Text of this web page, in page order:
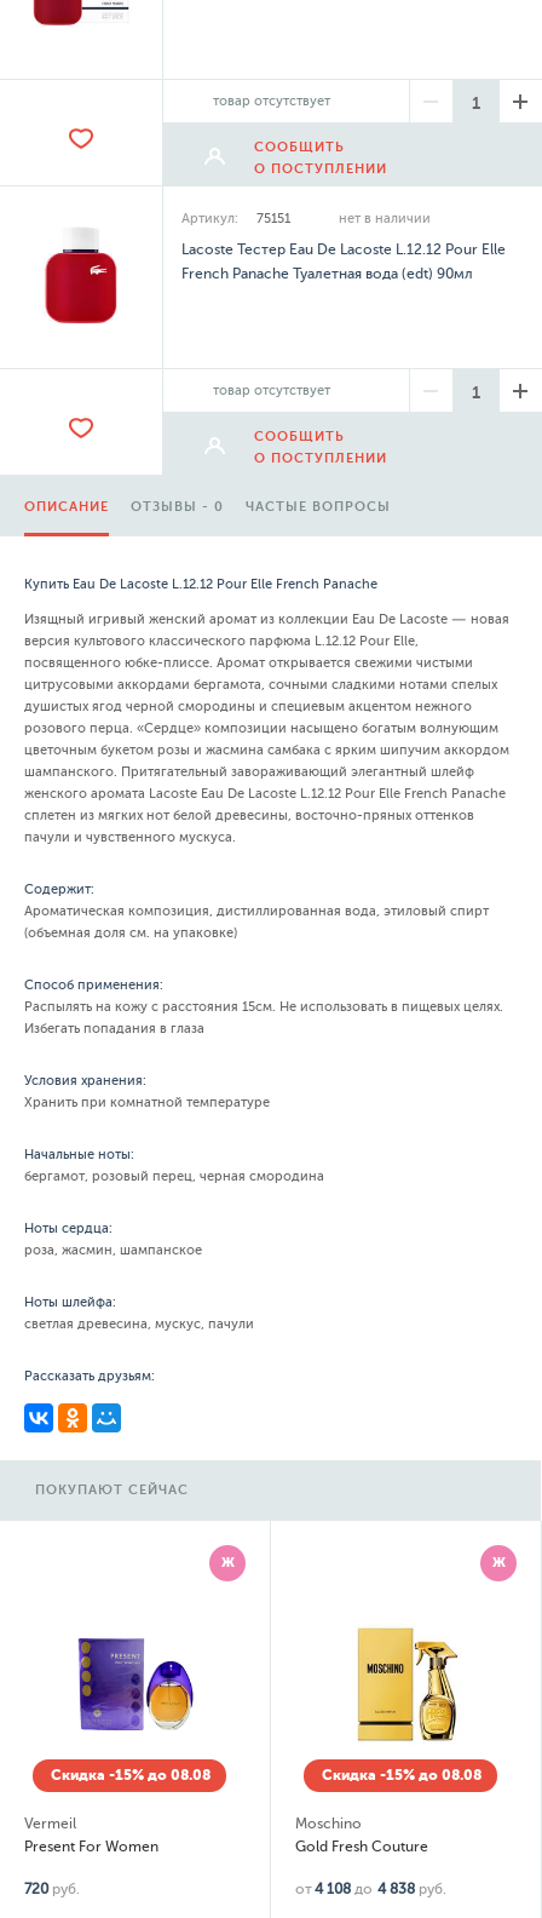
товар отсутствует
СООБЩИТЬ
О ПОСТУПЛЕНИИ
Артикул: 75151 нет в наличии
Lacoste Тестер Eau De Lacoste L.12.12 Pour Elle
French Panache Туалетная вода (edt) 90мл
товар отсутствует
СООБЩИТЬ
О ПОСТУПЛЕНИИ
ОПИСАНИЕ ОТЗЫВЫ - 0 ЧАСТЫЕ ВОПРОСЫ
Купить Eau De Lacoste L.12.12 Pour Elle French Panache
Изящный игривый женский аромат из коллекции Eau De Lacoste — новая
версия культового классического парфюма L.12.12 Pour Elle,
посвященного юбке-плиссе. Аромат открывается свежими чистыми
цитрусовыми аккордами бергамота, сочными сладкими нотами спелых
душистых ягод черной смородины и специевым акцентом нежного
розового перца. «Сердце» композиции насыщено богатым волнующим
цветочным букетом розы и жасмина самбака с ярким шипучим аккордом
шампанского. Притягательный завораживающий элегантный шлейф
женского аромата Lacoste Eau De Lacoste L.12.12 Pour Elle French Panache
сплетен из мягких нот белой древесины, восточно-пряных оттенков
пачули и чувственного мускуса.
Содержит:
Ароматическая композиция, дистиллированная вода, этиловый спирт
(объемная доля см. на упаковке)
Способ применения:
Распылять на кожу с расстояния 15см. Не использовать в пищевых целях.
Избегать попадания в глаза
Условия хранения:
Хранить при комнатной температуре
Начальные ноты:
бергамот, розовый перец, черная смородина
Ноты сердца:
роза, жасмин, шампанское
Ноты шлейфа:
светлая древесина, мускус, пачули
Рассказать друзьям:
ПОКУПАЮТ СЕЙЧАС
Ж
Скидка -15% до 08.08
Vermeil
Present For Women
720 руб.
Ж
Скидка -15% до 08.08
Moschino
Gold Fresh Couture
от4 108 до 4 838 руб.